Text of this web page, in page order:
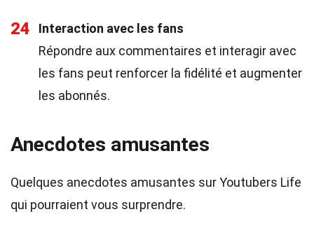
24
Interaction avec les fans
Répondre aux commentaires et interagir avec
les fans peut renforcer la fidélité et augmenter
les abonnés.
Anecdotes amusantes
Quelques anecdotes amusantes sur Youtubers Life
qui pourraient vous surprendre.